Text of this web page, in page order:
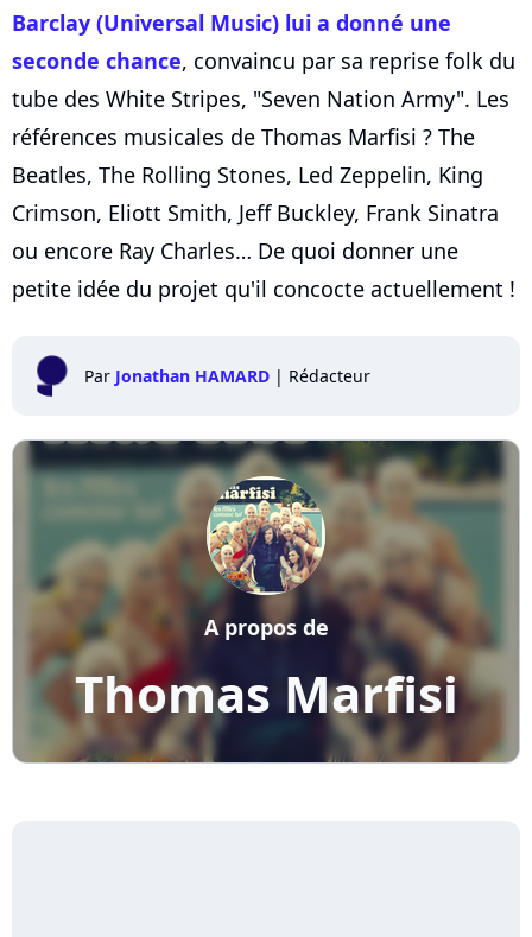
Barclay (Universal Music) lui a donné une
seconde chance, convaincu par sa reprise folk du
tube des White Stripes, "Seven Nation Army". Les
références musicales de Thomas Marfisi ? The
Beatles, The Rolling Stones, Led Zeppelin, King
Crimson, Eliott Smith, Jeff Buckley, Frank Sinatra
ou encore Ray Charles… De quoi donner une
petite idée du projet qu'il concocte actuellement !
Par Jonathan HAMARD | Rédacteur
Thomas Marfisi
A propos de